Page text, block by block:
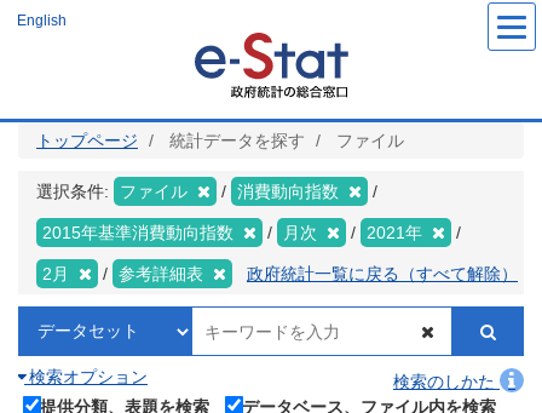
ツ
English
トップページ 統計データを探す ファイル
選択条件: ファイル 消費動向指数
2015年基準消費動向指数 月次 2021年
2月 参考詳細表 政府統計一覧に戻る（すべて解除）
検索オプション
検索のしかた
提供分類、表題を検索
データベース、ファイル内を検索